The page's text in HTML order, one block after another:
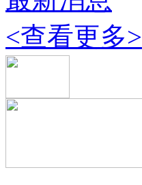
<查看更多>